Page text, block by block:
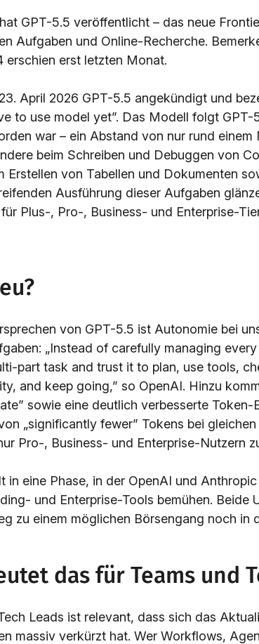
GPT-5.5 veröffentlicht – das neue
Aufgaben und Online-Recherche.
erschien erst letzten Monat.
April 2026 GPT-5.5 angekündigt und
to use model yet”. Das Modell folgt GPT-
war – ein Abstand von nur rund einem
beim Schreiben und Debuggen von
Erstellen von Tabellen und Dokumenten
Ausführung dieser Aufgaben
Plus-, Pro-, Business- und Enterprise-
von GPT-5.5 ist Autonomie bei
„Instead of carefully managing
part task and trust it to plan, use tools,
and keep going,” so OpenAI. Hinzu
sowie eine deutlich verbesserte Token-
„significantly fewer” Tokens bei
Pro-, Business- und Enterprise-Nutzern
in eine Phase, in der OpenAI und
und Enterprise-Tools bemühen. Beide
zu einem möglichen Börsengang noch in
das für Teams und
Leads ist relevant, dass sich das
massiv verkürzt hat. Wer Workflows,